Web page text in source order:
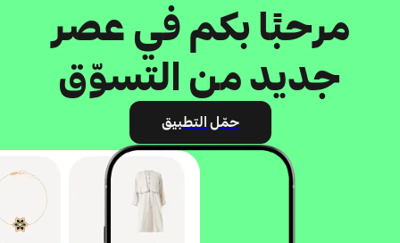
مرحبًا بكم في عصر
جديد من التسوّق
حمّل التطبيق